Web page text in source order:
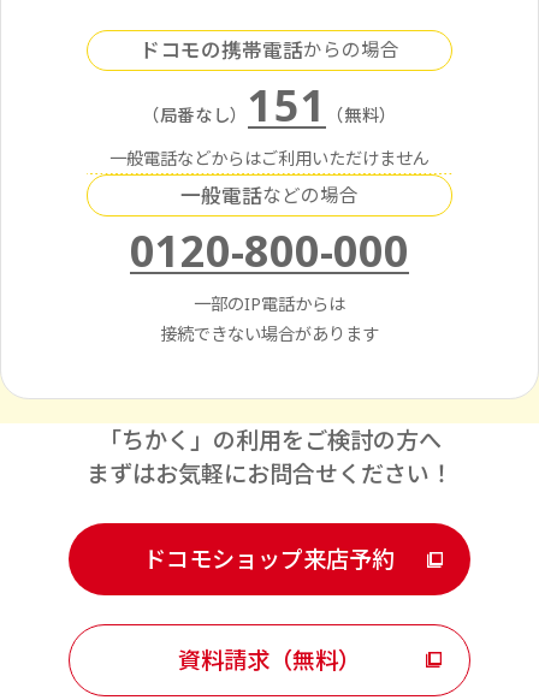
ドコモの携帯電話からの場合
（局番なし） 151
（無料）
一般電話などからはご利用いただけません
一般電話などの場合
0120-800-000
一部のIP電話からは
接続できない場合があります
「ちかく」の利用をご検討の方へ
まずはお気軽にお問合せください！
ドコモショップ来店予約
資料請求（無料）